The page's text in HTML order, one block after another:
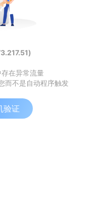
在异常流量
而不是自动程序触发
验证